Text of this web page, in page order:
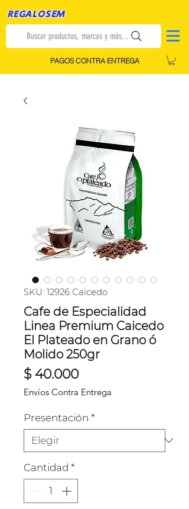
REGALOSEM
Buscar productos, marcas y más...
PAGOS CONTRA ENTREGA
SKU: 12926 Caicedo
Cafe de Especialidad
Linea Premium Caicedo
El Plateado en Grano ó
Molido 250gr
$ 40.000Precio
Envíos Contra Entrega
Presentación *
Cantidad *